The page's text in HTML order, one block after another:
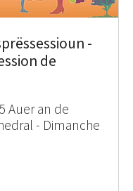
-
de
Auer an de
- Dimanche